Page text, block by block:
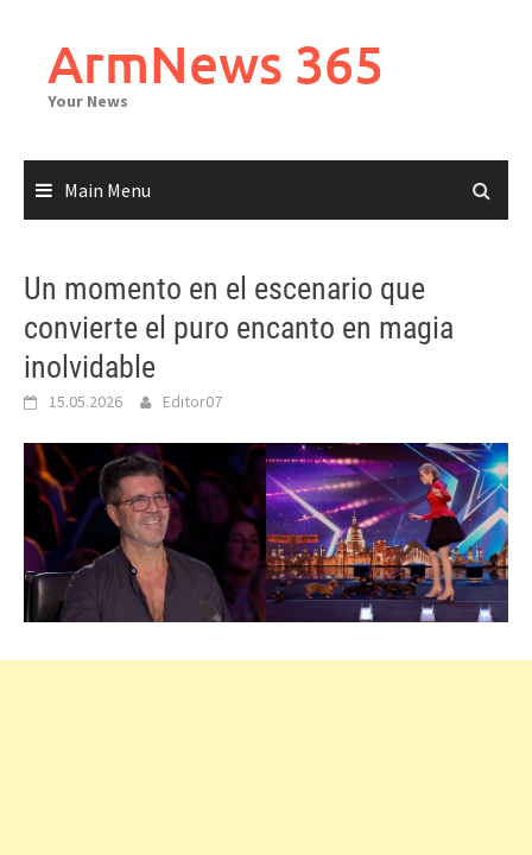
contentArmNews 365
Your News
Main Menu
Un momento en el escenario que
convierte el puro encanto en magia
inolvidable
15.05.2026 Editor07